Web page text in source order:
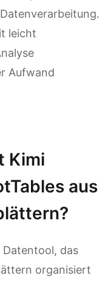
leicht
Aufwand
Kimi
aus
Datentool, das
organisiert